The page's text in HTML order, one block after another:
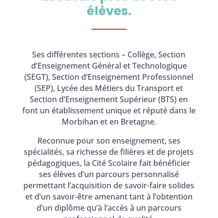
élèves.
Ses différentes sections – Collège, Section
d’Enseignement Général et Technologique
(SEGT), Section d’Enseignement Professionnel
(SEP), Lycée des Métiers du Transport et
Section d’Enseignement Supérieur (BTS) en
font un établissement unique et réputé dans le
Morbihan et en Bretagne.
Reconnue pour son enseignement, ses
spécialités, sa richesse de filières et de projets
pédagogiques, la Cité Scolaire fait bénéficier
ses élèves d’un parcours personnalisé
permettant l’acquisition de savoir-faire solides
et d’un savoir-être amenant tant à l’obtention
d’un diplôme qu’à l’accès à un parcours